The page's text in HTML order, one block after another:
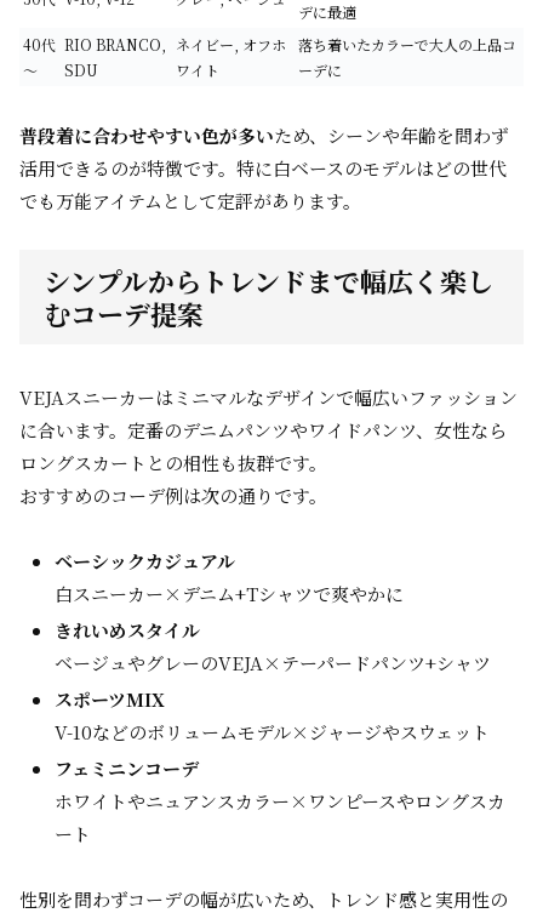
デに最適
40代
～
RIO BRANCO,
SDU
ネイビー, オフホ
ワイト
落ち着いたカラーで大人の上品コ
ーデに
普段着に合わせやすい色が多いため、シーンや年齢を問わず
活用できるのが特徴です。特に白ベースのモデルはどの世代
でも万能アイテムとして定評があります。
シンプルからトレンドまで幅広く楽し
むコーデ提案
VEJAスニーカーはミニマルなデザインで幅広いファッション
に合います。定番のデニムパンツやワイドパンツ、女性なら
ロングスカートとの相性も抜群です。
おすすめのコーデ例は次の通りです。
ベーシックカジュアル
白スニーカー×デニム+Tシャツで爽やかに
きれいめスタイル
ベージュやグレーのVEJA×テーパードパンツ+シャツ
スポーツMIX
V-10などのボリュームモデル×ジャージやスウェット
フェミニンコーデ
ホワイトやニュアンスカラー×ワンピースやロングスカ
ート
性別を問わずコーデの幅が広いため、トレンド感と実用性の